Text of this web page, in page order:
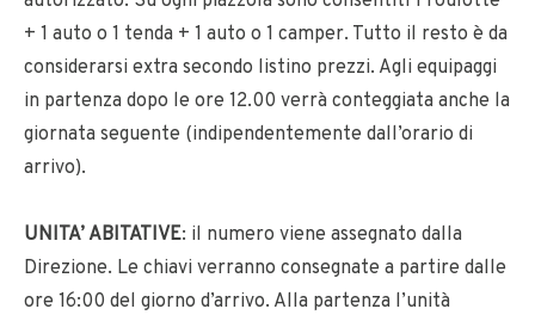
+ 1 auto o 1 tenda + 1 auto o 1 camper. Tutto il resto è da
considerarsi extra secondo listino prezzi. Agli equipaggi
in partenza dopo le ore 12.00 verrà conteggiata anche la
giornata seguente (indipendentemente dall’orario di
arrivo).
UNITA’ ABITATIVE: il numero viene assegnato dalla
Direzione. Le chiavi verranno consegnate a partire dalle
ore 16:00 del giorno d’arrivo. Alla partenza l’unità